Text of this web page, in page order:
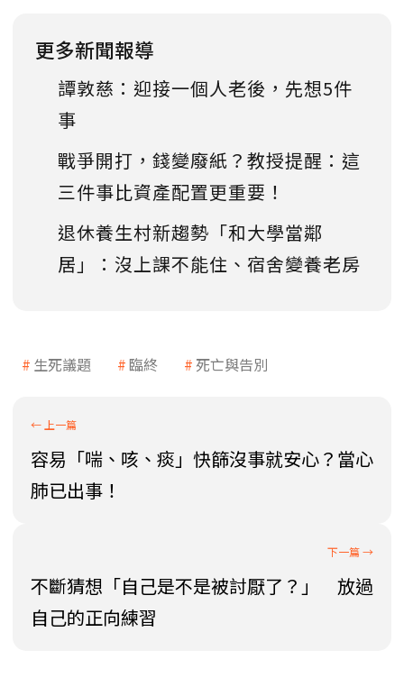
更多新聞報導
譚敦慈：迎接一個人老後，先想5件
事
戰爭開打，錢變廢紙？教授提醒：這
三件事比資產配置更重要！
退休養生村新趨勢「和大學當鄰
居」：沒上課不能住、宿舍變養老房
生死議題 臨終 死亡與告別
容易「喘、咳、痰」快篩沒事就安心？當心
肺已出事！
不斷猜想「自己是不是被討厭了？」 放過
自己的正向練習